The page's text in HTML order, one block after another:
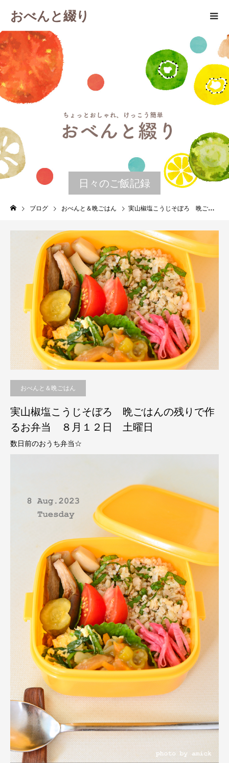
おべんと綴り
日々のご飯記録
ブログ おべんと＆晩ごはん 実山椒塩こうじそぼろ 晩ごはんの残りで作るお弁当 ８月１２日 土曜日
おべんと＆晩ごはん
実山椒塩こうじそぼろ 晩ごはんの残りで作
るお弁当 ８月１２日 土曜日
数日前のおうち弁当☆